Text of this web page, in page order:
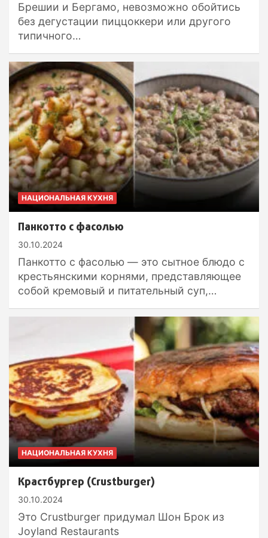
Брешии и Бергамо, невозможно обойтись
без дегустации пиццоккери или другого
типичного…
НАЦИОНАЛЬНАЯ КУХНЯ
Панкотто с фасолью
30.10.2024
Панкотто с фасолью — это сытное блюдо с
крестьянскими корнями, представляющее
собой кремовый и питательный суп,…
НАЦИОНАЛЬНАЯ КУХНЯ
Крастбургер (Crustburger)
30.10.2024
Это Crustburger придумал Шон Брок из
Joyland Restaurants